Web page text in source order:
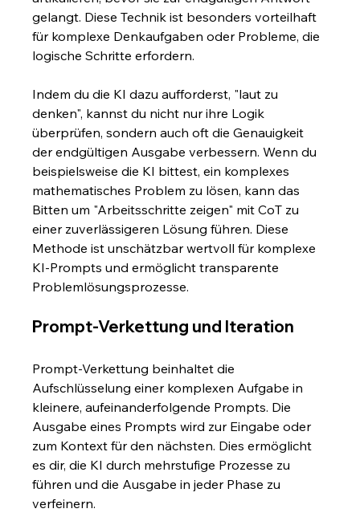
gelangt. Diese Technik ist besonders vorteilhaft
für komplexe Denkaufgaben oder Probleme, die
logische Schritte erfordern.
Indem du die KI dazu aufforderst, "laut zu
denken", kannst du nicht nur ihre Logik
überprüfen, sondern auch oft die Genauigkeit
der endgültigen Ausgabe verbessern. Wenn du
beispielsweise die KI bittest, ein komplexes
mathematisches Problem zu lösen, kann das
Bitten um "Arbeitsschritte zeigen" mit CoT zu
einer zuverlässigeren Lösung führen. Diese
Methode ist unschätzbar wertvoll für komplexe
KI-Prompts und ermöglicht transparente
Problemlösungsprozesse.
Prompt-Verkettung und Iteration
Prompt-Verkettung beinhaltet die
Aufschlüsselung einer komplexen Aufgabe in
kleinere, aufeinanderfolgende Prompts. Die
Ausgabe eines Prompts wird zur Eingabe oder
zum Kontext für den nächsten. Dies ermöglicht
es dir, die KI durch mehrstufige Prozesse zu
führen und die Ausgabe in jeder Phase zu
verfeinern.